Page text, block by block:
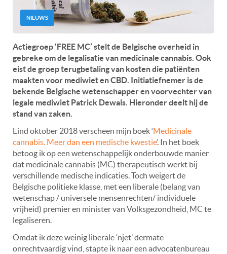
NIEUWS
Actiegroep ‘FREE MC’ stelt de Belgische overheid in
gebreke om de legalisatie van medicinale cannabis. Ook
eist de groep terugbetaling van kosten die patiënten
maakten voor mediwiet en CBD. Initiatiefnemer is de
bekende Belgische wetenschapper en voorvechter van
legale mediwiet Patrick Dewals. Hieronder deelt hij de
stand van zaken.
Eind oktober 2018 verscheen mijn boek ‘Medicinale
cannabis. Meer dan een medische kwestie‘. In het boek
betoog ik op een wetenschappelijk onderbouwde manier
dat medicinale cannabis (MC) therapeutisch werkt bij
verschillende medische indicaties. Toch weigert de
Belgische politieke klasse, met een liberale (belang van
wetenschap / universele mensenrechten/ individuele
vrijheid) premier en minister van Volksgezondheid, MC te
legaliseren.
Omdat ik deze weinig liberale ‘njet’ dermate
onrechtvaardig vind, stapte ik naar een advocatenbureau